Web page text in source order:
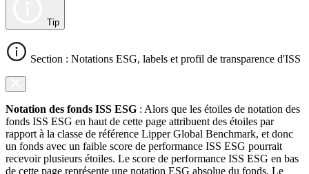
Tip
Section : Notations ESG, labels et profil de transparence d'ISS
Notation des fonds ISS ESG : Alors que les étoiles de notation des
fonds ISS ESG en haut de cette page attribuent des étoiles par
rapport à la classe de référence Lipper Global Benchmark, et donc
un fonds avec un faible score de performance ISS ESG pourrait
recevoir plusieurs étoiles. Le score de performance ISS ESG en bas
de cette page représente une notation ESG absolue du fonds. Le